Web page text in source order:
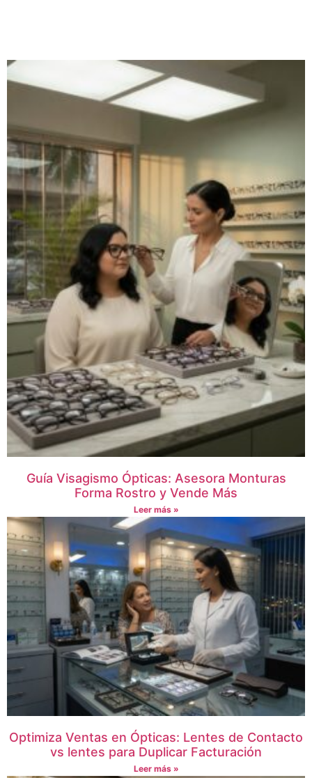
Guía Visagismo Ópticas: Asesora Monturas
Forma Rostro y Vende Más
Leer más »
Optimiza Ventas en Ópticas: Lentes de Contacto
vs lentes para Duplicar Facturación
Leer más »